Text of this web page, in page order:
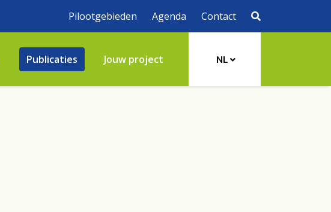
Pilootgebieden Agenda Contact
Publicaties Jouw project NL